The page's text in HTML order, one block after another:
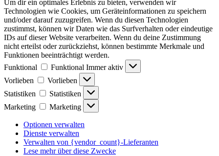
Um dir ein optimales Erlebnis zu bieten, verwenden wir
Technologien wie Cookies, um Geräteinformationen zu speichern
und/oder darauf zuzugreifen. Wenn du diesen Technologien
zustimmst, können wir Daten wie das Surfverhalten oder eindeutige
IDs auf dieser Website verarbeiten. Wenn du deine Zustimmung
nicht erteilst oder zurückziehst, können bestimmte Merkmale und
Funktionen beeinträchtigt werden.
Funktional
Funktional Immer aktiv
Vorlieben
Vorlieben
Statistiken
Statistiken
Marketing
Marketing
Optionen verwalten
Dienste verwalten
Verwalten von {vendor_count}-Lieferanten
Lese mehr über diese Zwecke